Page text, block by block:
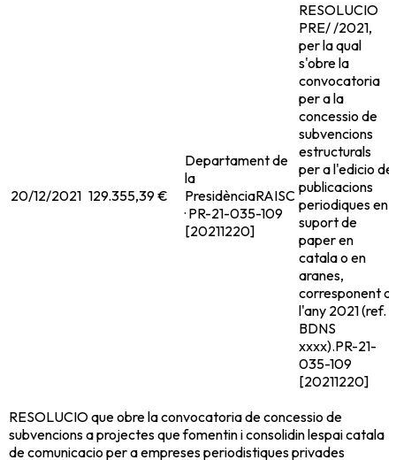
20/12/2021 129.355,39 €
Departament de
la
PresidènciaRAISC
· PR-21-035-109
[20211220]
RESOLUCIO
PRE/ /2021,
per la qual
s'obre la
convocatoria
per a la
concessio de
subvencions
estructurals
per a l'edicio de
publicacions
periodiques en
suport de
paper en
catala o en
aranes,
corresponent a
l'any 2021 (ref.
BDNS
xxxx).PR-21-
035-109
[20211220]
RESOLUCIO que obre la convocatoria de concessio de
subvencions a projectes que fomentin i consolidin lespai catala
de comunicacio per a empreses periodistiques privades